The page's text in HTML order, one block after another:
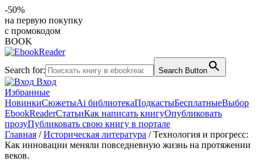
-50%
на первую покупку
с промокодом
BOOK
Search for: Search Button
Вход
Избранные
НовинкиСюжетыAi библиотекаПодкастыБесплатныеВыбор
EbookReaderСтатьиКак написать книгуОпубликовать
прозуПубликовать свою книгу в портале
Главная /Историческая литература / Технология и прогресс:
Как инновации меняли повседневную жизнь на протяжении
веков.